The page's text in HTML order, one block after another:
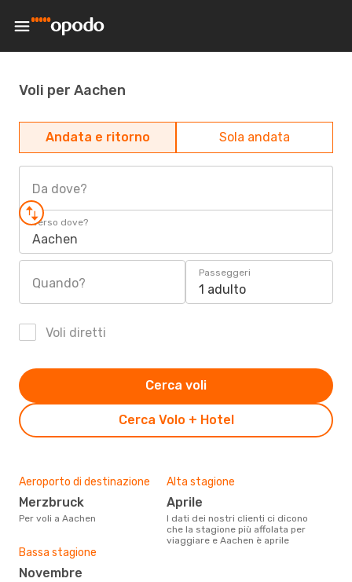
Voli per Aachen
Andata e ritorno Sola andata
Da dove?
Verso dove?
Aachen
Quando?
Passeggeri
1 adulto
Voli diretti
Cerca Volo + Hotel
Cerca voli
Aeroporto di destinazione
Merzbruck
Per voli a Aachen
Alta stagione
aprile
I dati dei nostri clienti ci dicono
che la stagione più affolata per
viaggiare e Aachen è aprile
Bassa stagione
novembre